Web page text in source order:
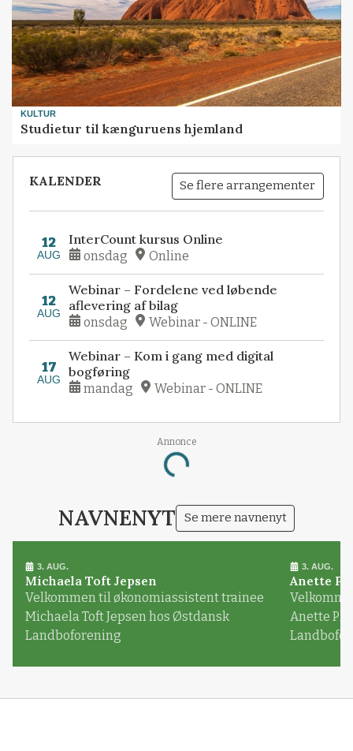
KULTUR
Studietur til kænguruens hjemland
KALENDER Se flere arrangementer
12
AUG
InterCount kursus Online
onsdag Online
12
AUG
Webinar – Fordelene ved løbende
aflevering af bilag
onsdag Webinar - ONLINE
17
AUG
Webinar – Kom i gang med digital
bogføring
mandag Webinar - ONLINE
Annonce
Loading...
NAVNENYT Se mere navnenyt
3. AUG.
Michaela Toft Jepsen
Velkommen til økonomiassistent trainee
Michaela Toft Jepsen hos Østdansk
Landboforening
3. AUG.
Anette
Anette